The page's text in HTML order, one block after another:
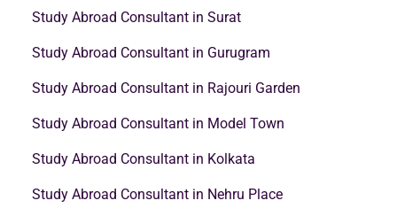
Study Abroad Consultant in Surat
Study Abroad Consultant in Gurugram
Study Abroad Consultant in Rajouri Garden
Study Abroad Consultant in Model Town
Study Abroad Consultant in Kolkata
Study Abroad Consultant in Nehru Place